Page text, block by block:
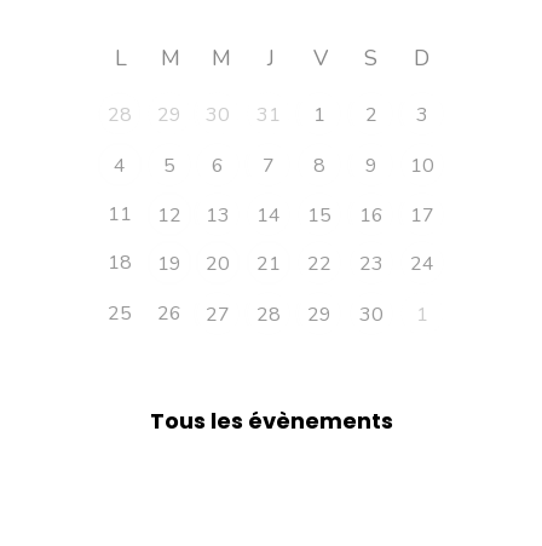
L M M J V S D
28 29 30 31 1 2
3
4
5 6 7 8 9
10
11
12 13 14 15 16
17
18
19 20 21 22 23
24
25
26 27 28 29 30 1
Tous les évènements